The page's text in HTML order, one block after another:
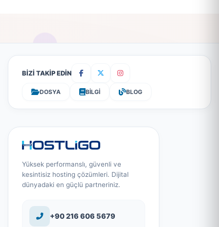
BİZİ TAKİP EDİN
DOSYA BİLGİ BLOG
Yüksek performanslı, güvenli ve
kesintisiz hosting çözümleri. Dijital
dünyadaki en güçlü partneriniz.
+90 216 606 5679